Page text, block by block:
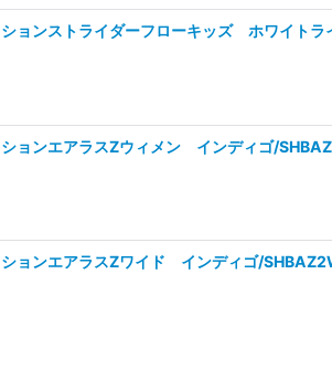
ョンストライダーフローキッズ ホワイトラ
ョンエアラスZウィメン インディゴ/
ョンエアラスZワイド インディゴ/